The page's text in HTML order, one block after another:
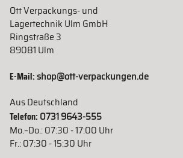
Ott Verpackungs- und
Lagertechnik Ulm GmbH
Ringstraße 3
89081 Ulm
E-Mail:shop@ott-verpackungen.de
Aus Deutschland
Telefon: 0731 9643-555
Mo.–Do.: 07:30 - 17:00 Uhr
Fr.: 07:30 - 15:30 Uhr